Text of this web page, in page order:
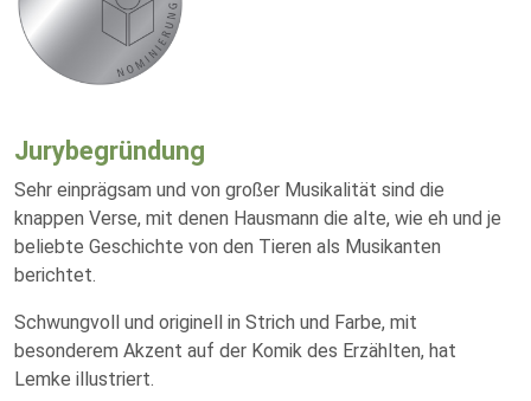
Jurybegründung
Sehr einprägsam und von großer Musikalität sind die
knappen Verse, mit denen Hausmann die alte, wie eh und je
beliebte Geschichte von den Tieren als Musikanten
berichtet.
Schwungvoll und originell in Strich und Farbe, mit
besonderem Akzent auf der Komik des Erzählten, hat
Lemke illustriert.